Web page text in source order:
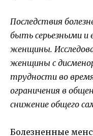
Последствия
быть серьезными и
женщины.
женщины с
трудности во
ограничения в
снижение общего
Болезненные